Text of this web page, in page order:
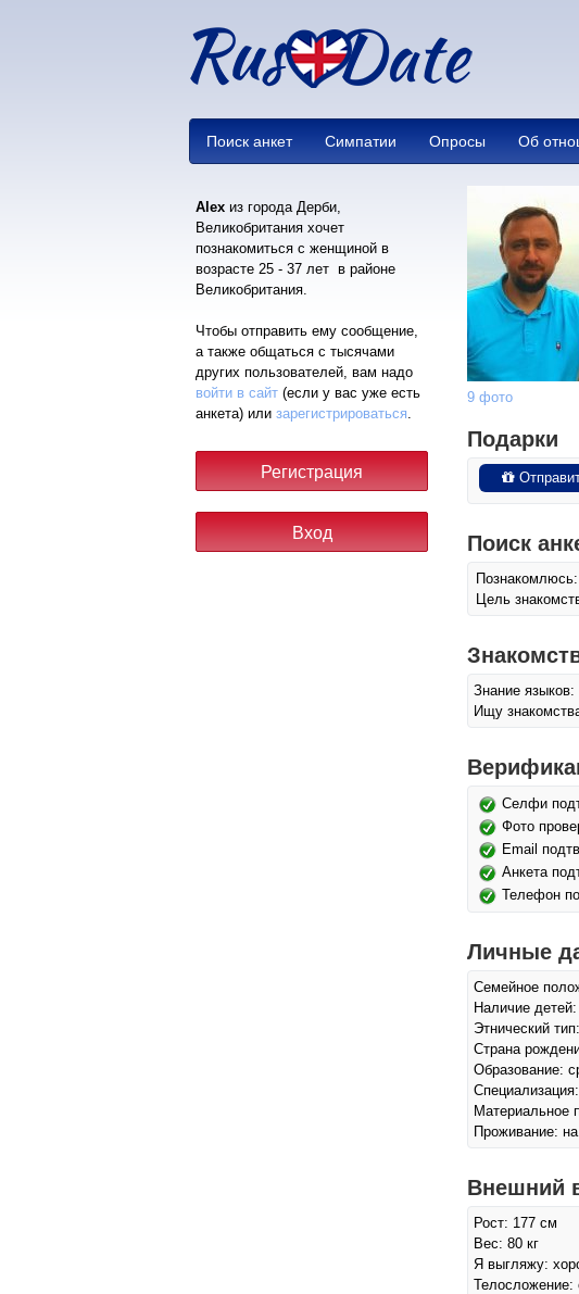
Поиск анкет Симпатии Опросы Об
Alex из города Дерби,
Великобритания хочет
познакомиться с женщиной в
возрасте 25 - 37 лет в районе
Великобритания.
Чтобы отправить ему сообщение,
а также общаться с тысячами
других пользователей, вам надо
войти в сайт (если у вас уже есть
анкета) или зарегистрироваться.
9 фото
Подарки
Поиск
Познакомлюсь:
Цель
Знание
Ищу
Селфи
Фото
Email
Анкета
Телефон
Личные
Семейное
Наличие детей:
Этнический
Страна
Образование:
Материальное
Проживание:
Внешний
Рост: 177 см
Вес: 80 кг
Я выгляжу:
Телосложение: